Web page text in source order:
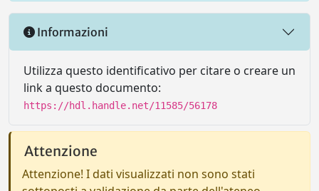
Informazioni
Utilizza questo identificativo per citare o creare un
link a questo documento:
https://hdl.handle.net/11585/56178
Attenzione
Attenzione! I dati visualizzati non sono stati